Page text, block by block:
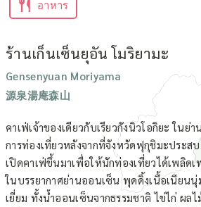
อาหาร
ร้านเก็นเซ็นยุอัน โมริยามะ
Gensenyuan Moriyama
源泉湯庵森山
คาเฟ่เจ้าของเดียวกับเรียวกังนิวโอกิยะ ใน
การท่องเที่ยวหลังจากที่จังหวัดฟุกุชิมะประส
เปิดคาเฟ่ขึ้นมาเพื่อให้นักท่องเที่ยวได้เพลิด
ในบรรยากาศย่านออนเซ็น พุดดิ้งเนื้อเนียน
เยี่ยม ทั้งน้ำออนเซ็นจากธรรมชาติ ไข่ไก่ ผล